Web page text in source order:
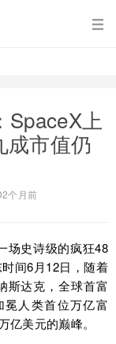
SpaceX上
成市值仍
2个月前
场史诗级的疯狂48
间6月12日，随着
斯达克，全球首富
冕人类首位万亿富
美元的巅峰。